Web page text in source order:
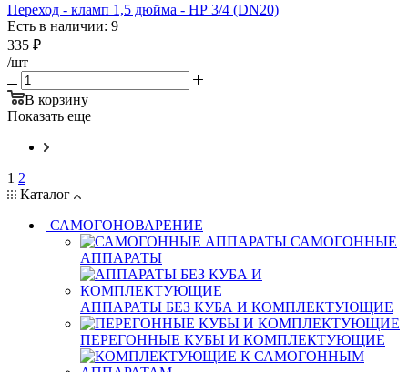
Переход - кламп 1,5 дюйма - НР 3/4 (DN20)
Есть в наличии: 9
335 ₽
/шт
В корзину
Показать еще
1 2
Каталог
САМОГОНОВАРЕНИЕ
САМОГОННЫЕ
АППАРАТЫ
АППАРАТЫ БЕЗ КУБА И КОМПЛЕКТУЮЩИЕ
ПЕРЕГОННЫЕ КУБЫ И КОМПЛЕКТУЮЩИЕ